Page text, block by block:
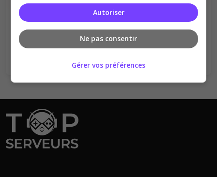
Vous devez être connecté pour ajouter
un avis sur ce serveur !
Se connecter S'inscrire
Autoriser
Ne pas consentir
Gérer vos préférences